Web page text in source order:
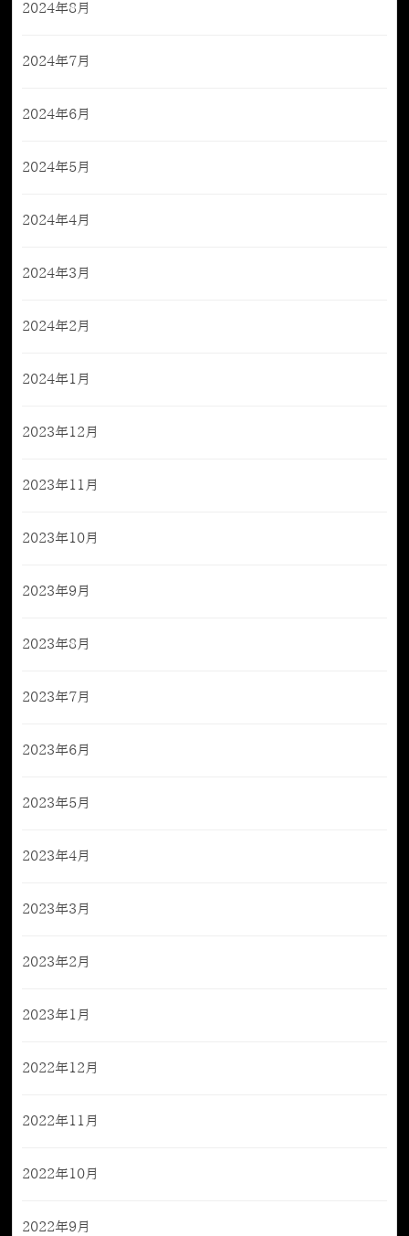
2024年8月
2024年7月
2024年6月
2024年5月
2024年4月
2024年3月
2024年2月
2024年1月
2023年12月
2023年11月
2023年10月
2023年9月
2023年8月
2023年7月
2023年6月
2023年5月
2023年4月
2023年3月
2023年2月
2023年1月
2022年12月
2022年11月
2022年10月
2022年9月